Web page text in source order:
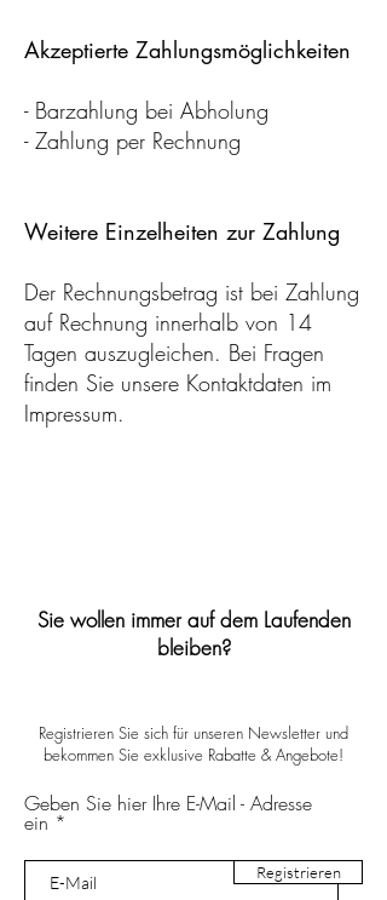
Akzeptierte Zahlungsmöglichkeiten
- Barzahlung bei Abholung
- Zahlung per Rechnung
Weitere Einzelheiten zur Zahlung
Der Rechnungsbetrag ist bei Zahlung
auf Rechnung innerhalb von 14
Tagen auszugleichen. Bei Fragen
finden Sie unsere Kontaktdaten im
Impressum.
Sie wollen immer auf dem Laufenden
bleiben?
Registrieren Sie sich für unseren Newsletter und
bekommen Sie exklusive Rabatte & Angebote!
Geben Sie hier Ihre E-Mail - Adresse
ein
Registrieren